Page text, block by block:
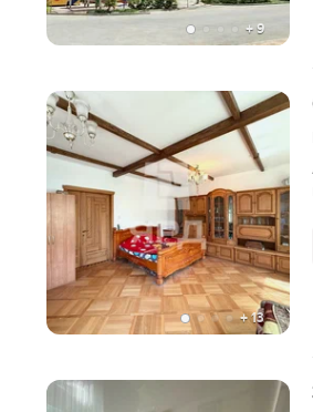
+ 9
+13